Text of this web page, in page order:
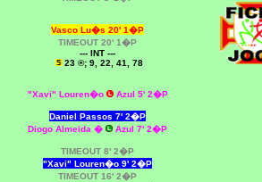
Vasco Lu�s 20' 1�P
TIMEOUT 20' 1�P
--- INT ---
23®; 9, 22, 41, 78
"Xavi" Louren�o Azul 5' 2�P
Daniel Passos 7' 2�P
Diogo Almeida �
Azul 7' 2�P
TIMEOUT 8' 2�P
"Xavi" Louren�o 9' 2�P
TIMEOUT 16' 2�P